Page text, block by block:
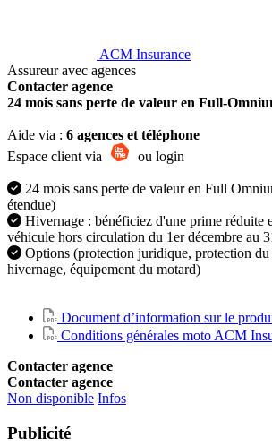
ACM Insurance
Assureur avec agences
Contacter agence
24 mois sans perte de valeur en Full-
Aide via : 6 agences et téléphone
Espace client via
ou login
24 mois sans perte de valeur en Full
étendue)
Hivernage : bénéficiez d'une prime réduite
véhicule hors circulation du 1er décembre au
Options (protection juridique, protection du
hivernage, équipement du motard)
Document d’information sur le
Conditions générales moto ACM
Contacter agence
Contacter agence
Non disponible Infos
Publicité